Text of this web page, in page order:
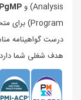
Analysis) و
PgMP
Program) برای
درست گواهینامه‌
هدف شغلی شما